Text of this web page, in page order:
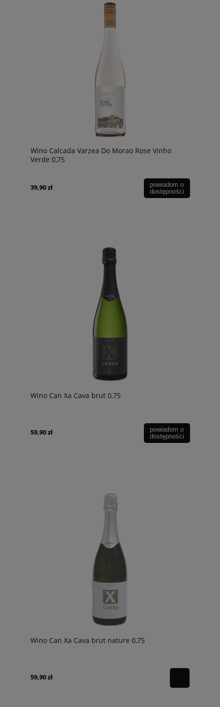
Wino Calcada Varzea Do Morao Rose Vinho
Verde 0,75
39,90 zł
powiadom o
dostępności
Wino Can Xa Cava brut 0,75
59,90 zł
powiadom o
dostępności
Wino Can Xa Cava brut nature 0,75
59,90 zł